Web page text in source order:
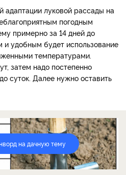
адаптации луковой рассады на
погодным
примерно за 14 дней до
удобным будет использование
температурами.
затем надо постепенно
суток. Далее нужно оставить
на дачную тему